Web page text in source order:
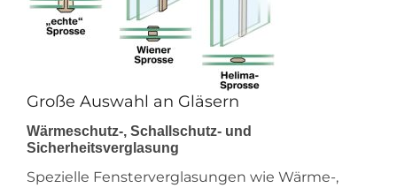
Große Auswahl an Gläsern
Wärmeschutz-, Schallschutz- und
Sicherheitsverglasung
Spezielle Fensterverglasungen wie Wärme-,